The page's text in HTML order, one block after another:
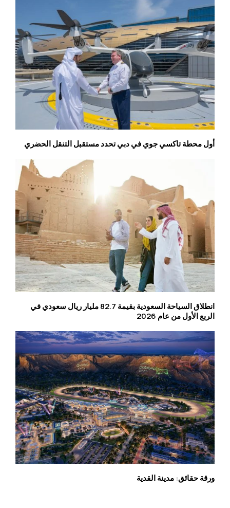
أول محطة تاكسي جوي في دبي تحدد مستقبل التنقل الحضري
انطلاق السياحة السعودية بقيمة 82.7 مليار ريال سعودي في
الربع الأول من عام 2026
ورقة حقائق: مدينة القدية